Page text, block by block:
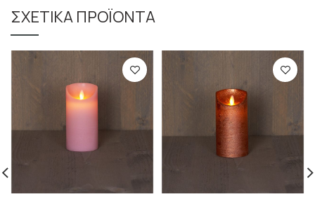
ΣΧΕΤΙΚΆ ΠΡΟΪΌΝΤΑ